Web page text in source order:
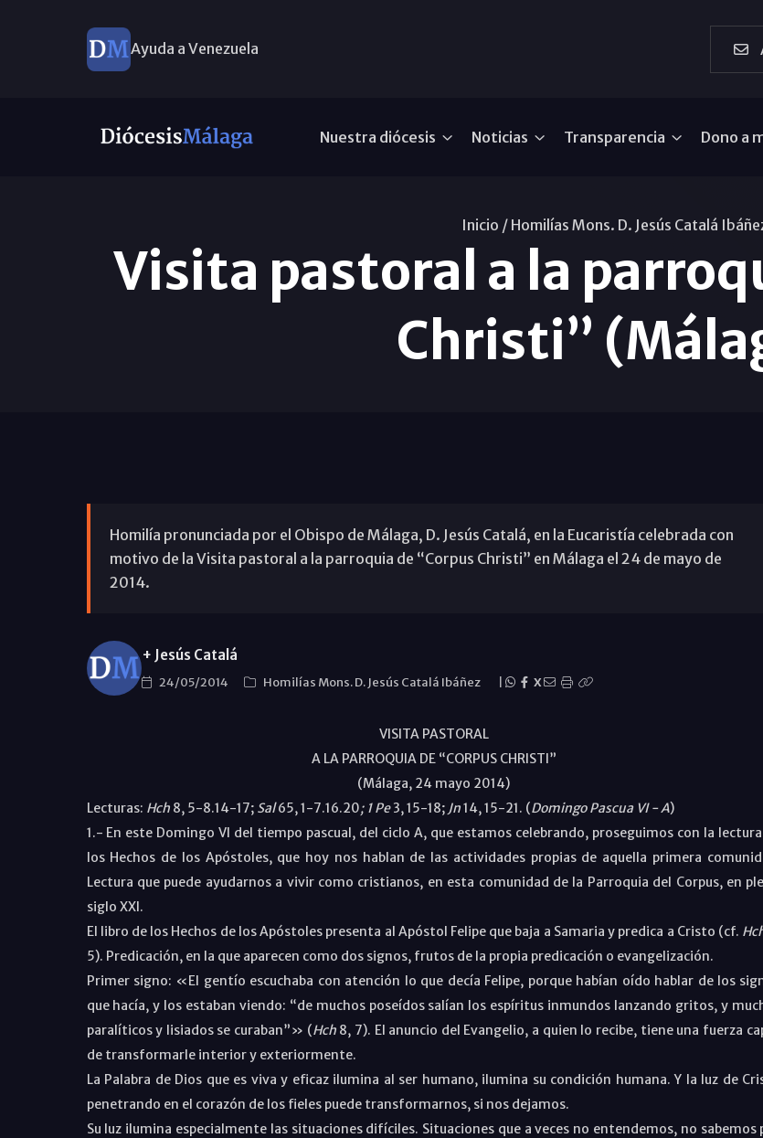
Ayuda a Venezuela
Nuestra diócesis Noticias Transparencia Dono a
Inicio / Homilías Mons. D. Jesús Catalá
Visita pastoral a la
Christi”
Homilía pronunciada por el Obispo de Málaga, D. Jesús Catalá, en la Eucaristía celebrada con
motivo de la Visita pastoral a la parroquia de “Corpus Christi” en Málaga el 24 de mayo de
2014.
+ Jesús Catalá
24/05/2014 Homilías Mons. D. Jesús Catalá Ibáñez X
VISITA PASTORAL
A LA PARROQUIA DE “CORPUS CHRISTI”
(Málaga, 24 mayo 2014)
Lecturas: Hch8, 5-8.14-17; Sal65, 1-7.16.20; 1Pe3, 15-18; Jn14, 15-21. (Domingo Pascua VI - A)
1.- En este Domingo VI del tiempo pascual, del ciclo A, que estamos celebrando, proseguimos con la
los Hechos de los Apóstoles, que hoy nos hablan de las actividades propias de aquella primera
Lectura que puede ayudarnos a vivir como cristianos, en esta comunidad de la Parroquia del Corpus, en
siglo XXI.
El libro de los Hechos de los Apóstoles presenta al Apóstol Felipe que baja a Samaria y predica a Cristo (cf.
5). Predicación, en la que aparecen como dos signos, frutos de la propia predicación o evangelización.
Primer signo: «El gentío escuchaba con atención lo que decía Felipe, porque habían oído hablar de los
que hacía, y los estaban viendo: “de muchos poseídos salían los espíritus inmundos lanzando gritos, y
paralíticos y lisiados se curaban”» (Hch8, 7). El anuncio del Evangelio, a quien lo recibe, tiene una fuerza
de transformarle interior y exteriormente.
La Palabra de Dios que es viva y eficaz ilumina al ser humano, ilumina su condición humana. Y la luz de
penetrando en el corazón de los fieles puede transformarnos, si nos dejamos.
Su luz ilumina especialmente las situaciones difíciles. Situaciones que a veces no entendemos, no sabemos